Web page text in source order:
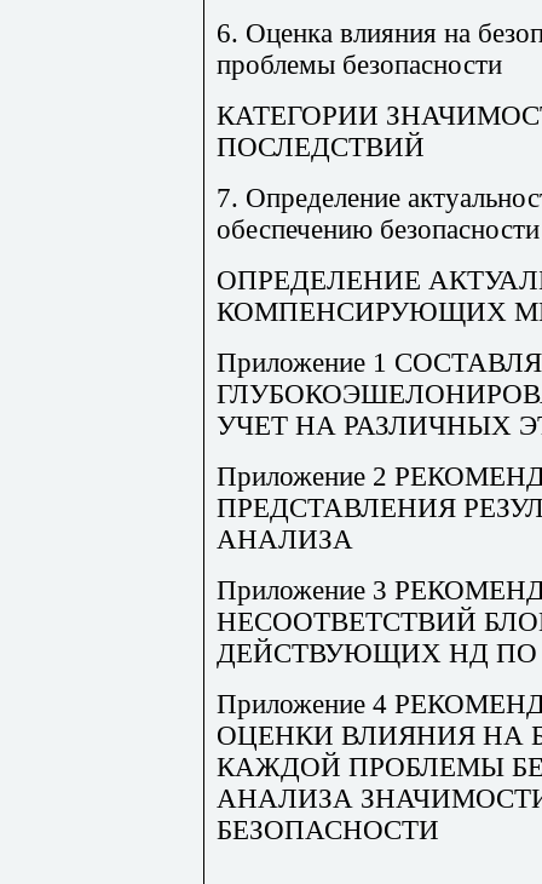
6. Оценка влияния на
проблемы безопасности
КАТЕГОРИИ
ПОСЛЕДСТВИЙ
7. Определение
обеспечению безопасности
ОПРЕДЕЛЕНИЕ
КОМПЕНСИРУЮЩИХ
Приложение 1
УЧЕТ НА РАЗЛИЧНЫХ
Приложение 2
ПРЕДСТАВЛЕНИЯ
АНАЛИЗА
Приложение 3
НЕСООТВЕТСТВИЙ
ДЕЙСТВУЮЩИХ НД ПО
Приложение 4
ОЦЕНКИ ВЛИЯНИЯ НА
КАЖДОЙ ПРОБЛЕМЫ
АНАЛИЗА
БЕЗОПАСНОСТИ